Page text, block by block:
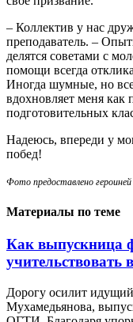
– Коллектив у нас
преподаватель. –
делятся советами с
помощи всегда
Иногда шумные, но
вдохновляет меня как
подготовительных
Надеюсь, впереди у
побед!
Фото предоставлено
Материалы по теме
Как выпускница
учительствовать
Дорогу осилит
Мухамедьянова,